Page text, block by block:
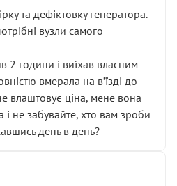
та дефіктовку генератора.
вузли самого
2 години і виїхав власним
вмерала на вʼїзді до
влаштовує ціна, мене вона
і не забувайте, хто вам зроби
день в день?